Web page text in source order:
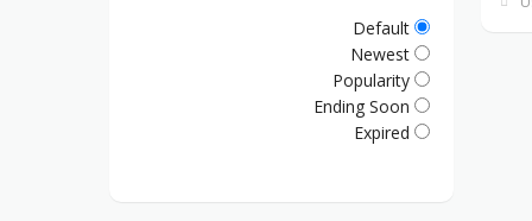
Default
Newest
Popularity
Ending Soon
Expired